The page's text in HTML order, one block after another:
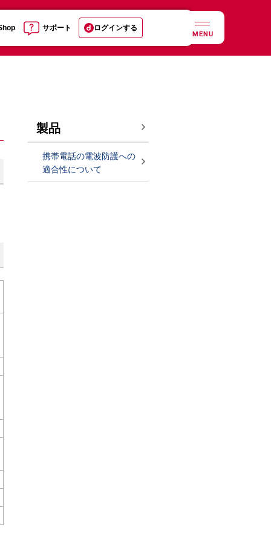
サポート ログインする
MENU
製品
携帯電話の電波防護への
適合性について